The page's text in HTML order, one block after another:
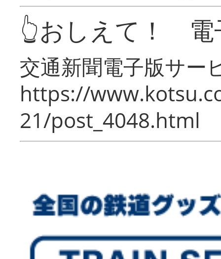
👆おしえて！ 電
交通新聞電子版サー
https://
21/post_4048.html